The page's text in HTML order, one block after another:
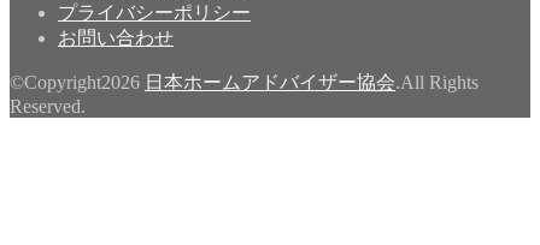
プライバシーポリシー
お問い合わせ
©Copyright2026 日本ホームアドバイザー協会.All Rights
Reserved.